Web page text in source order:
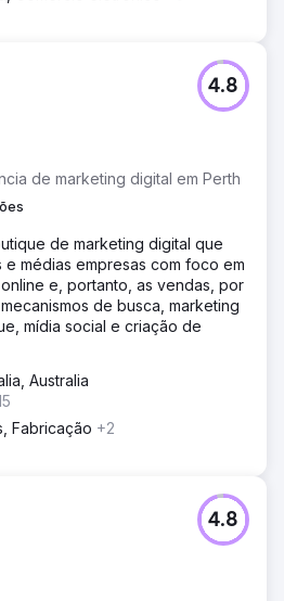
de marketing digital em Perth
4.8
de marketing digital que
médias empresas com foco em
e, portanto, as vendas, por
de busca, marketing
mídia social e criação de
Australia
Fabricação +2
4.8